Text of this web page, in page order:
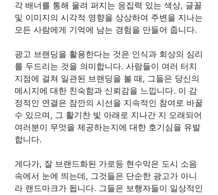
각 배너를 통해 울려 퍼지는 응집력 있는 색상, 글꼴
및 이미지의 시각적 영향을 상상하여 주변을 지나는
모든 사람에게 기억에 남는 경험을 만들어 줍니다.
광고 브랜딩을 활용한다는 것은 인식과 회상의 심리
를 두드리는 것을 의미합니다. 사람들이 여러 터치
지점에 걸쳐 일관된 브랜딩을 볼 때, 그들은 당신의
메시지에 대한 친숙함과 신뢰감을 느낍니다. 이 감
정적인 연결은 잠깐의 시선을 지속적인 참여로 바꿀
수 있으며, 그 활기찬 빛 아래로 지나간 지 오래되어
여러분이 무엇을 제공하는지에 대한 호기심을 유발
합니다.
게다가, 잘 브랜드화된 가로등 현수막은 도시 소음
속에서 눈에 띄는데, 그것들은 단순한 광고가 아니
라 랜드마크가 됩니다. 그들은 보행자들이 일상적인